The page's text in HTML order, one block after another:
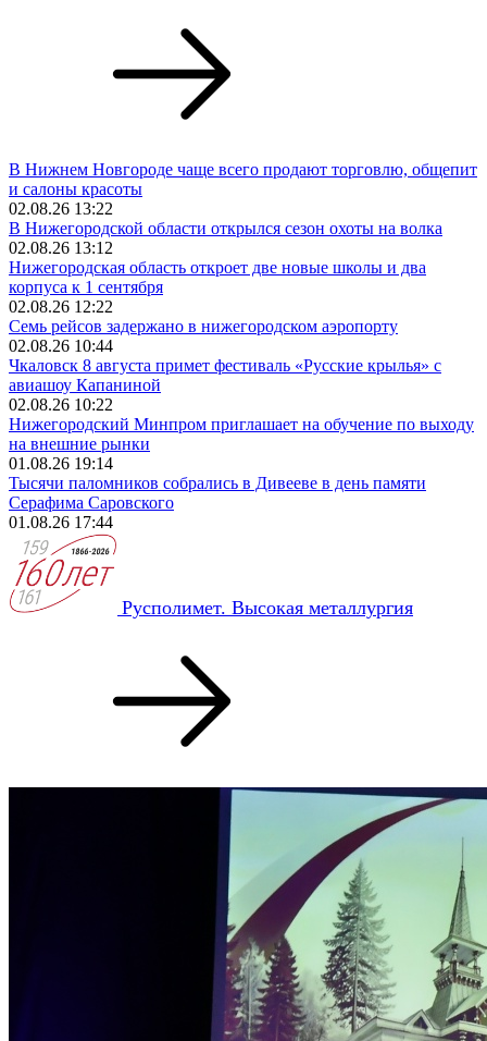
В Нижнем Новгороде чаще всего продают торговлю, общепит
и салоны красоты
02.08.26 13:22
В Нижегородской области открылся сезон охоты на волка
02.08.26 13:12
Нижегородская область откроет две новые школы и два
корпуса к 1 сентября
02.08.26 12:22
Семь рейсов задержано в нижегородском аэропорту
02.08.26 10:44
Чкаловск 8 августа примет фестиваль «Русские крылья» с
авиашоу Капаниной
02.08.26 10:22
Нижегородский Минпром приглашает на обучение по выходу
на внешние рынки
01.08.26 19:14
Тысячи паломников собрались в Дивееве в день памяти
Серафима Саровского
01.08.26 17:44
Русполимет. Высокая металлургия